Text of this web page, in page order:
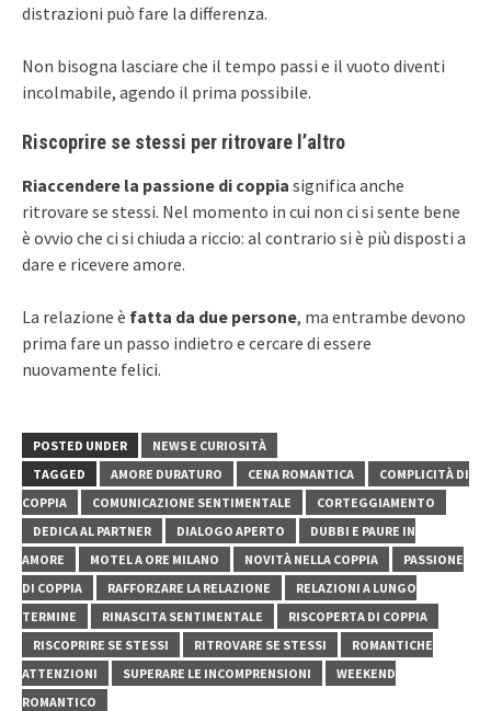
distrazioni può fare la differenza.
Non bisogna lasciare che il tempo passi e il vuoto diventi
incolmabile, agendo il prima possibile.
Riscoprire se stessi per ritrovare l’altro
Riaccendere la passione di coppia significa anche
ritrovare se stessi. Nel momento in cui non ci si sente bene
è ovvio che ci si chiuda a riccio: al contrario si è più disposti a
dare e ricevere amore.
La relazione è fatta da due persone, ma entrambe devono
prima fare un passo indietro e cercare di essere
nuovamente felici.
POSTED UNDER
NEWS E CURIOSITÀ
TAGGED
AMORE DURATURO CENA ROMANTICA
COMPLICITÀ DI
COPPIA
COMUNICAZIONE SENTIMENTALE
CORTEGGIAMENTO
DEDICA AL PARTNER
DIALOGO APERTO
DUBBI E PAURE IN
AMORE
MOTEL A ORE MILANO NOVITÀ NELLA COPPIA
PASSIONE
DI COPPIA
RAFFORZARE LA RELAZIONE
RELAZIONI A LUNGO
TERMINE
RINASCITA SENTIMENTALE
RISCOPERTA DI COPPIA
RISCOPRIRE SE STESSI
RITROVARE SE STESSI
ROMANTICHE
ATTENZIONI
SUPERARE LE INCOMPRENSIONI
WEEKEND
ROMANTICO